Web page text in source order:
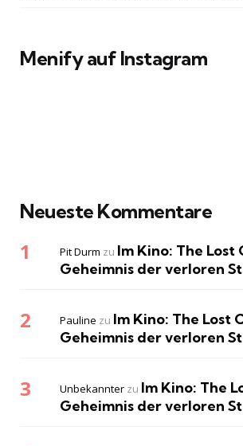
Menify auf Instagram
Neueste Kommentare
Pit Durm zu Im Kino: The Lost
Geheimnis der verloren
Pauline zu Im Kino: The Lost
Geheimnis der verloren
Unbekannter zu Im Kino: The
Geheimnis der verloren